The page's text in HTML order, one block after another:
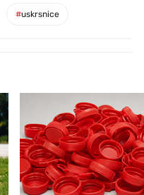
#uskrsnice